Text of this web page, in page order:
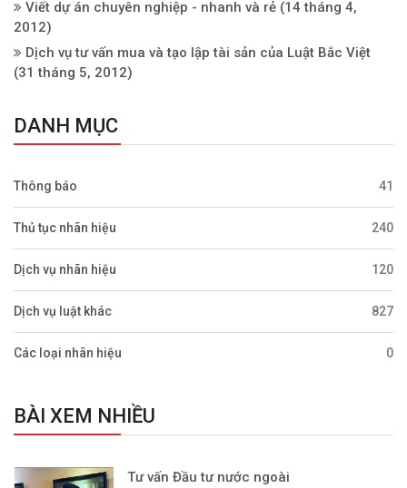
Viết dự án chuyên nghiệp - nhanh và rẻ (14 tháng 4,
2012)
Dịch vụ tư vấn mua và tạo lập tài sản của Luật Bắc Việt
(31 tháng 5, 2012)
DANH MỤC
Thông báo 41
Thủ tục nhãn hiệu 240
Dịch vụ nhãn hiệu 120
Dịch vụ luật khác 827
Các loại nhãn hiệu 0
BÀI XEM NHIỀU
Tư vấn Đầu tư nước ngoài